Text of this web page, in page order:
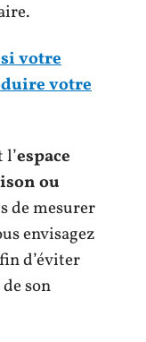
votre
votre
espace
ou
de mesurer
envisagez
d’éviter
son